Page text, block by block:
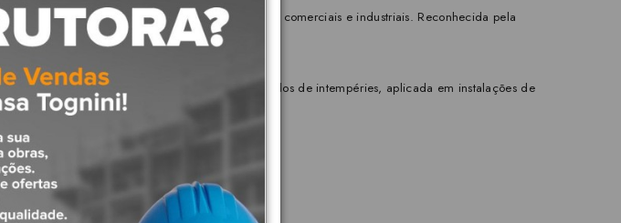
condução de água fria em instalações prediais, comerciais e industriais. Reconhecida pela
ou aparentes em locais cobertos e protegidos de intempéries, aplicada em instalações de